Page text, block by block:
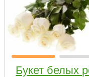
Букет белых